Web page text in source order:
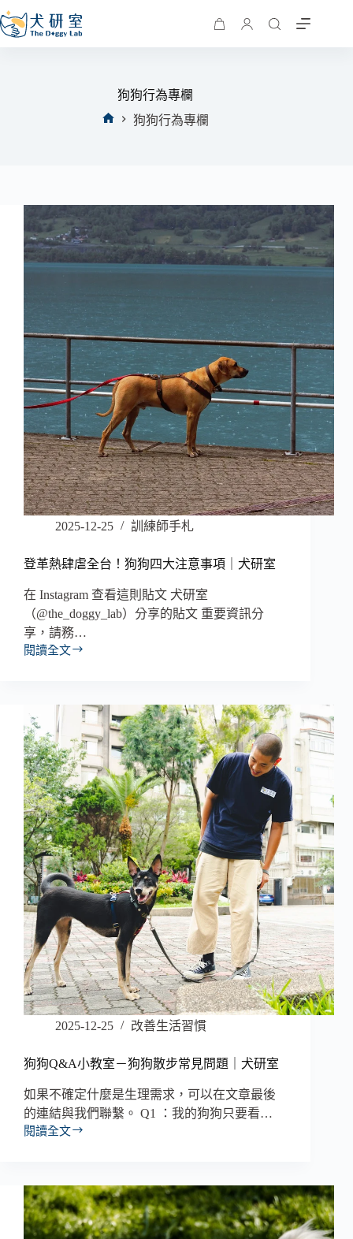
狗狗行為專欄
狗狗行為專欄
2025-12-25 訓練師手札
登革熱肆虐全台！狗狗四大注意事項｜犬研室
在 Instagram 查看這則貼文 犬研室
（@the_doggy_lab）分享的貼文 重要資訊分
享，請務…
閱讀全文
2025-12-25 改善生活習慣
狗狗Q&A小教室－狗狗散步常見問題｜犬研室
如果不確定什麼是生理需求，可以在文章最後
的連結與我們聯繫。 Q1 ：我的狗狗只要看…
閱讀全文